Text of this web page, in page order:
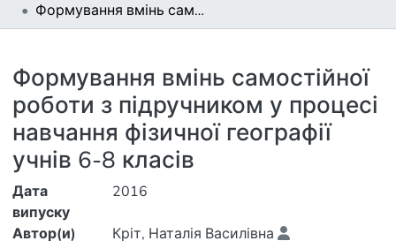
Формування вмінь самостійної роботи з підручником у процесі навчання фізичної географії учнів 6-8 класів
Формування вмінь самостійної
роботи з підручником у процесі
навчання фізичної географії
учнів 6-8 класів
Дата
випуску
2016
Автор(и)
Кріт, Наталія Василівна